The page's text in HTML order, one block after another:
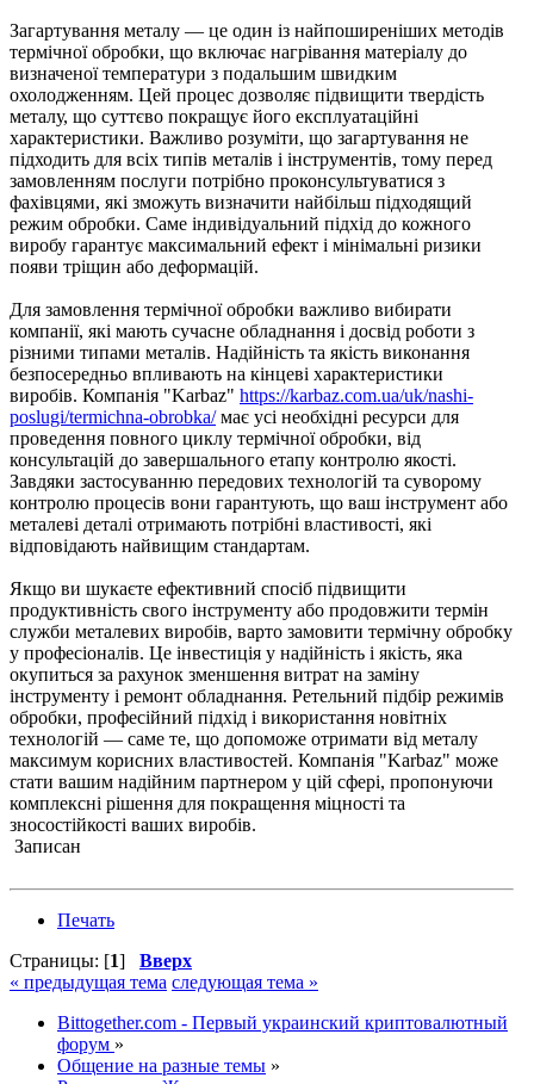
Загартування металу — це один із найпоширеніших методів
термічної обробки, що включає нагрівання матеріалу до
визначеної температури з подальшим швидким
охолодженням. Цей процес дозволяє підвищити твердість
металу, що суттєво покращує його експлуатаційні
характеристики. Важливо розуміти, що загартування не
підходить для всіх типів металів і інструментів, тому перед
замовленням послуги потрібно проконсультуватися з
фахівцями, які зможуть визначити найбільш підходящий
режим обробки. Саме індивідуальний підхід до кожного
виробу гарантує максимальний ефект і мінімальні ризики
появи тріщин або деформацій.
Для замовлення термічної обробки важливо вибирати
компанії, які мають сучасне обладнання і досвід роботи з
різними типами металів. Надійність та якість виконання
безпосередньо впливають на кінцеві характеристики
виробів. Компанія "Karbaz" https://karbaz.com.ua/uk/nashi-
poslugi/termichna-obrobka/має усі необхідні ресурси для
проведення повного циклу термічної обробки, від
консультацій до завершального етапу контролю якості.
Завдяки застосуванню передових технологій та суворому
контролю процесів вони гарантують, що ваш інструмент або
металеві деталі отримають потрібні властивості, які
відповідають найвищим стандартам.
Якщо ви шукаєте ефективний спосіб підвищити
продуктивність свого інструменту або продовжити термін
служби металевих виробів, варто замовити термічну обробку
у професіоналів. Це інвестиція у надійність і якість, яка
окупиться за рахунок зменшення витрат на заміну
інструменту і ремонт обладнання. Ретельний підбір режимів
обробки, професійний підхід і використання новітніх
технологій — саме те, що допоможе отримати від металу
максимум корисних властивостей. Компанія "Karbaz" може
стати вашим надійним партнером у цій сфері, пропонуючи
комплексні рішення для покращення міцності та
зносостійкості ваших виробів.
Записан
Печать
Страницы: [1] Вверх
« предыдущая тема следующая тема »
Bittogether.com - Первый украинский криптовалютный
форум »
Общение на разные темы »